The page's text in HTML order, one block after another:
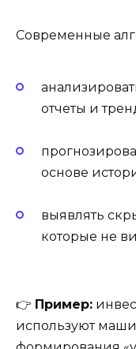
Современные
отчеты и
основе
выявлять
которые не
👉 Пример:
используют